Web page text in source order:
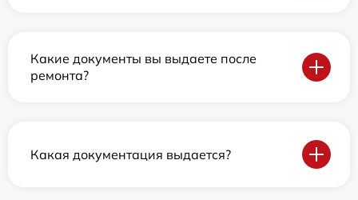
Какие документы вы выдаете после
ремонта?
Какая документация выдается?